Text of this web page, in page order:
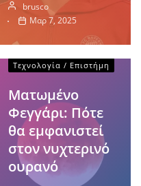
brusco
Μαρ 7, 2025
Τεχνολογία / Επιστήμη
Ματωμένο
Φεγγάρι: Πότε
θα εμφανιστεί
στον νυχτερινό
ουρανό
Αθλητικά